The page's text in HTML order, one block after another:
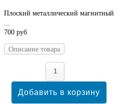
Плоский металлический магнитный
700 руб
Описание товара